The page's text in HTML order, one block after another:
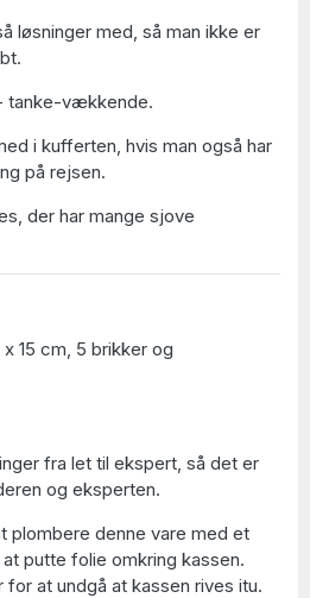
løsninger med, så man ikke er
tanke-vækkende.
i kufferten, hvis man også har
på rejsen.
der har mange sjove
15 cm, 5 brikker og
fra let til ekspert, så det er
og eksperten.
plombere denne vare med et
putte folie omkring kassen.
at undgå at kassen rives itu.